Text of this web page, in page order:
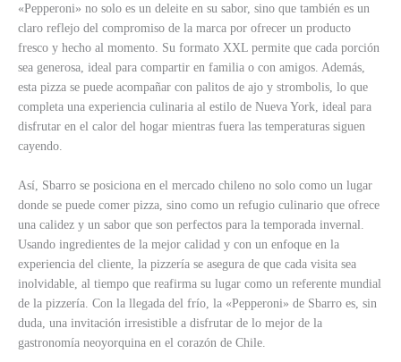
«Pepperoni» no solo es un deleite en su sabor, sino que también es un
claro reflejo del compromiso de la marca por ofrecer un producto
fresco y hecho al momento. Su formato XXL permite que cada porción
sea generosa, ideal para compartir en familia o con amigos. Además,
esta pizza se puede acompañar con palitos de ajo y strombolis, lo que
completa una experiencia culinaria al estilo de Nueva York, ideal para
disfrutar en el calor del hogar mientras fuera las temperaturas siguen
cayendo.
Así, Sbarro se posiciona en el mercado chileno no solo como un lugar
donde se puede comer pizza, sino como un refugio culinario que ofrece
una calidez y un sabor que son perfectos para la temporada invernal.
Usando ingredientes de la mejor calidad y con un enfoque en la
experiencia del cliente, la pizzería se asegura de que cada visita sea
inolvidable, al tiempo que reafirma su lugar como un referente mundial
de la pizzería. Con la llegada del frío, la «Pepperoni» de Sbarro es, sin
duda, una invitación irresistible a disfrutar de lo mejor de la
gastronomía neoyorquina en el corazón de Chile.